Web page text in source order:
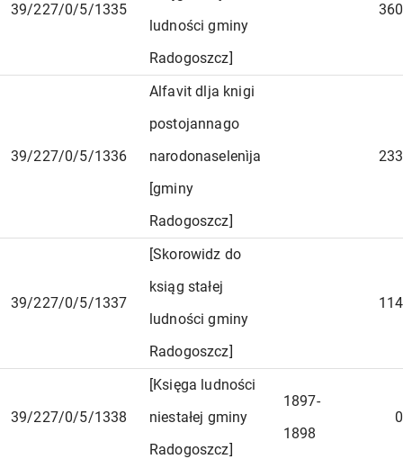
39/227/0/5/1335
ludności gminy
Radogoszcz]
360
39/227/0/5/1336
Alfavit dlja knigi
postojannago
narodonaselenìja
[gminy
Radogoszcz]
233
39/227/0/5/1337
[Skorowidz do
ksiąg stałej
ludności gminy
Radogoszcz]
114
39/227/0/5/1338
[Księga ludności
niestałej gminy
Radogoszcz]
1897-
1898
0